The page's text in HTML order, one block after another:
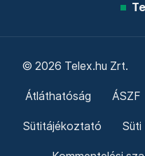
© 2026 Telex.hu Zrt.
Átláthatóság ÁSZF
Sütitájékoztató Süti